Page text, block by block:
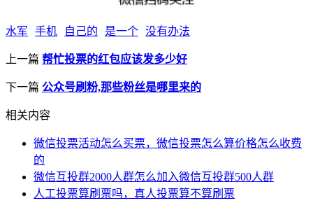
水军 手机 自己的 是一个 没有办法
上一篇 帮忙投票的红包应该发多少好
下一篇 公众号刷粉,那些粉丝是哪里来的
相关内容
微信投票活动怎么买票，微信投票怎么算价格怎么收费
的
微信互投群2000人群怎么加入微信互投群500人群
人工投票算刷票吗，真人投票算不算刷票